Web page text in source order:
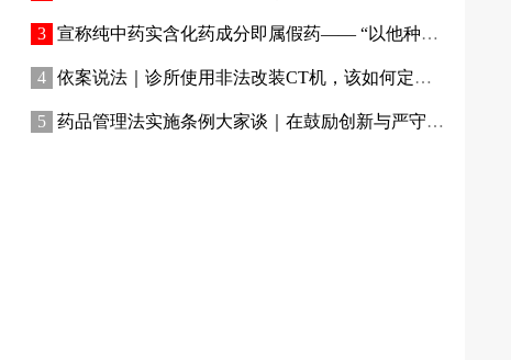
宣称纯中药实含化药成分即属假药—— “以他种药品冒充此种药品”实务解读
依案说法｜诊所使用非法改装CT机，该如何定性？
药品管理法实施条例大家谈｜在鼓励创新与严守底线间找到平衡